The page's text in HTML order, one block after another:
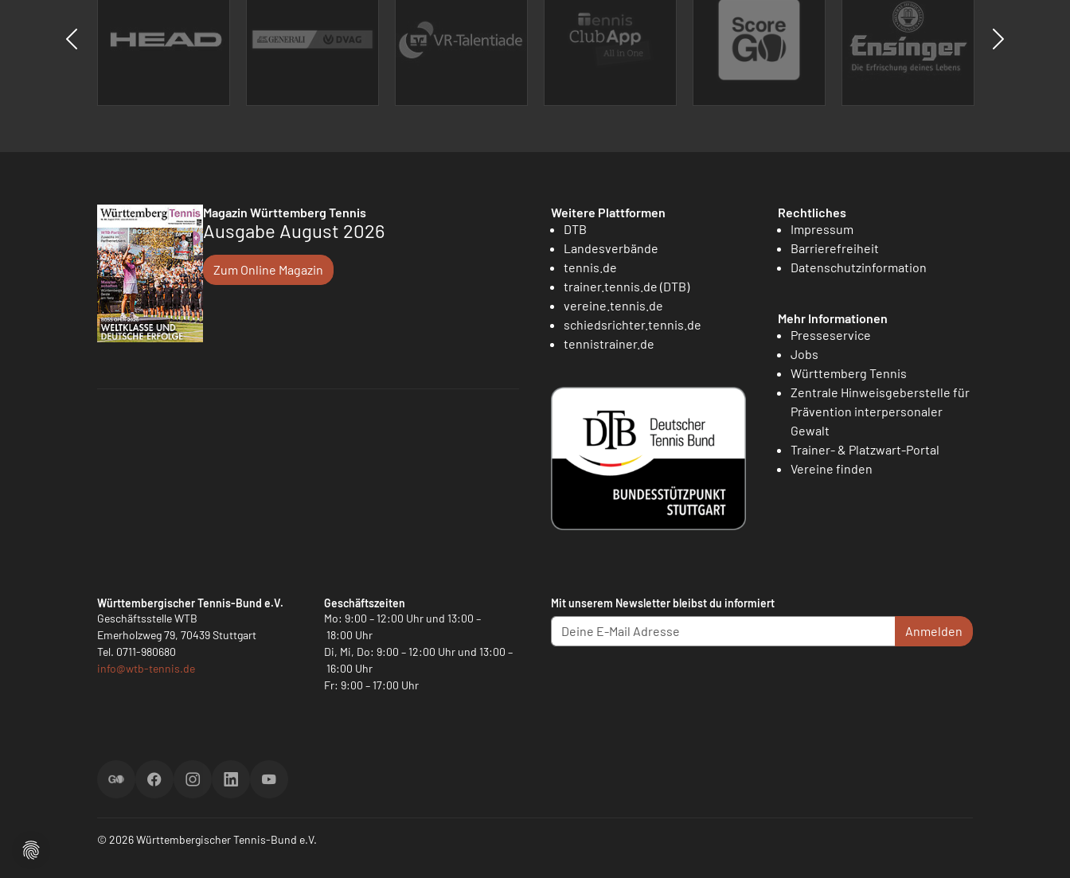
Magazin Württemberg Tennis
Ausgabe August 2026
Zum Online Magazin
Weitere Plattformen
DTB
Landesverbände
tennis.de
trainer.tennis.de (DTB)
vereine.tennis.de
schiedsrichter.tennis.de
tennistrainer.de
Rechtliches
Impressum
Barrierefreiheit
Datenschutzinformation
Mehr Informationen
Presseservice
Jobs
Württemberg Tennis
Zentrale Hinweisgeberstelle für
Prävention interpersonaler
Gewalt
Trainer- & Platzwart-Portal
Vereine finden
Württembergischer Tennis-Bund e.V.
Geschäftsstelle WTB
Emerholzweg 79, 70439 Stuttgart
Tel. 0711-980680
info@wtb-tennis.de
Geschäftszeiten
Mo: 9:00 – 12:00 Uhr und 13:00 –
18:00 Uhr
Di, Mi, Do: 9:00 – 12:00 Uhr und 13:00 –
16:00 Uhr
Fr: 9:00 – 17:00 Uhr
Mit unserem Newsletter bleibst du informiert
Anmelden
ScoreGOFacebookInstagramLinkedInYouTube
© 2026 Württembergischer Tennis-Bund e.V.